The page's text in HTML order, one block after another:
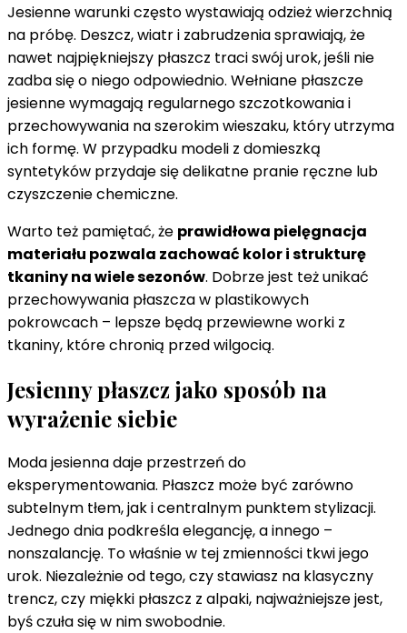
Jesienne warunki często wystawiają odzież wierzchnią
na próbę. Deszcz, wiatr i zabrudzenia sprawiają, że
nawet najpiękniejszy płaszcz traci swój urok, jeśli nie
zadba się o niego odpowiednio. Wełniane płaszcze
jesienne wymagają regularnego szczotkowania i
przechowywania na szerokim wieszaku, który utrzyma
ich formę. W przypadku modeli z domieszką
syntetyków przydaje się delikatne pranie ręczne lub
czyszczenie chemiczne.
Warto też pamiętać, że prawidłowa pielęgnacja
materiału pozwala zachować kolor i strukturę
tkaniny na wiele sezonów. Dobrze jest też unikać
przechowywania płaszcza w plastikowych
pokrowcach – lepsze będą przewiewne worki z
tkaniny, które chronią przed wilgocią.
Jesienny płaszcz jako sposób na
wyrażenie siebie
Moda jesienna daje przestrzeń do
eksperymentowania. Płaszcz może być zarówno
subtelnym tłem, jak i centralnym punktem stylizacji.
Jednego dnia podkreśla elegancję, a innego –
nonszalancję. To właśnie w tej zmienności tkwi jego
urok. Niezależnie od tego, czy stawiasz na klasyczny
trencz, czy miękki płaszcz z alpaki, najważniejsze jest,
byś czuła się w nim swobodnie.